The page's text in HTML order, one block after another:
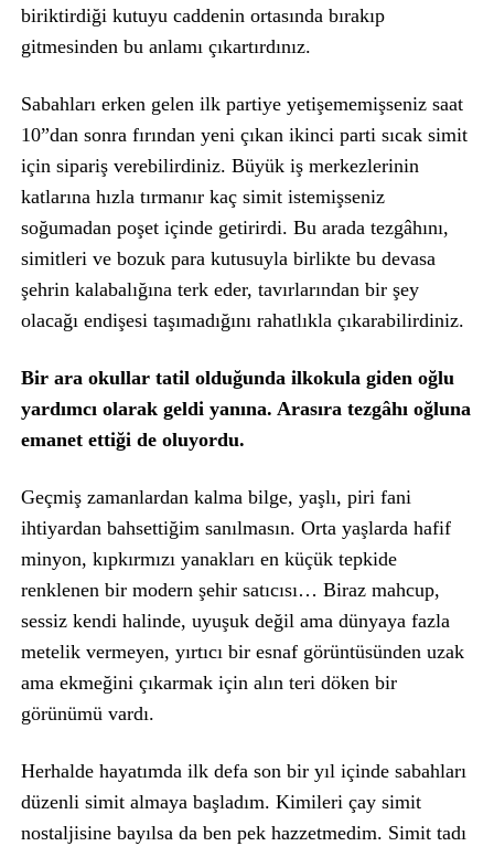
biriktirdiği kutuyu caddenin ortasında bırakıp
gitmesinden bu anlamı çıkartırdınız.
Sabahları erken gelen ilk partiye yetişememişseniz saat
10”dan sonra fırından yeni çıkan ikinci parti sıcak simit
için sipariş verebilirdiniz. Büyük iş merkezlerinin
katlarına hızla tırmanır kaç simit istemişseniz
soğumadan poşet içinde getirirdi. Bu arada tezgâhını,
simitleri ve bozuk para kutusuyla birlikte bu devasa
şehrin kalabalığına terk eder, tavırlarından bir şey
olacağı endişesi taşımadığını rahatlıkla çıkarabilirdiniz.
Bir ara okullar tatil olduğunda ilkokula giden oğlu
yardımcı olarak geldi yanına. Arasıra tezgâhı oğluna
emanet ettiği de oluyordu.
Geçmiş zamanlardan kalma bilge, yaşlı, piri fani
ihtiyardan bahsettiğim sanılmasın. Orta yaşlarda hafif
minyon, kıpkırmızı yanakları en küçük tepkide
renklenen bir modern şehir satıcısı… Biraz mahcup,
sessiz kendi halinde, uyuşuk değil ama dünyaya fazla
metelik vermeyen, yırtıcı bir esnaf görüntüsünden uzak
ama ekmeğini çıkarmak için alın teri döken bir
görünümü vardı.
Herhalde hayatımda ilk defa son bir yıl içinde sabahları
düzenli simit almaya başladım. Kimileri çay simit
nostaljisine bayılsa da ben pek hazzetmedim. Simit tadı